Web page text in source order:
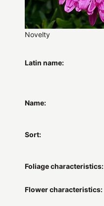
Novelty
Latin name:
Name:
Sort:
Foliage characteristics:
Flower characteristics: